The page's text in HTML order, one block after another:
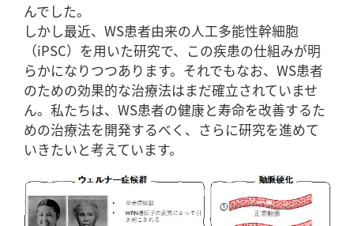
んでした。
しかし最近、WS患者由来の人工多能性幹細胞
（iPSC）を用いた研究で、この疾患の仕組みが明
らかになりつつあります。それでもなお、WS患者
のための効果的な治療法はまだ確立されていませ
ん。私たちは、WS患者の健康と寿命を改善するた
めの治療法を開発するべく、さらに研究を進めて
いきたいと考えています。